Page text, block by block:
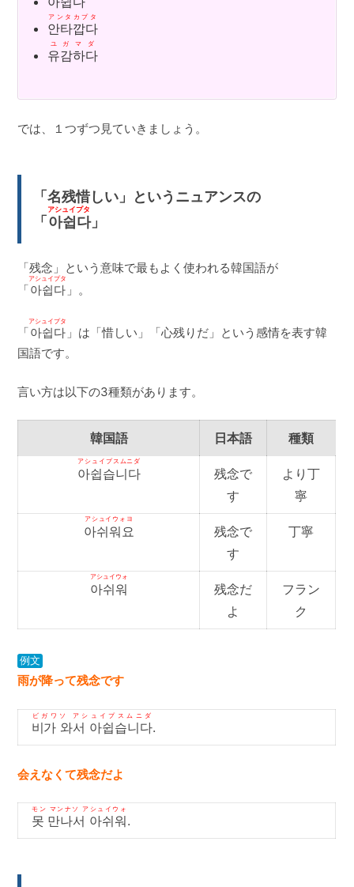
안타깝다
アンタカプタ
유감하다
ユガマダ
では、１つずつ見ていきましょう。
「名残惜しい」というニュアンスの
「아쉽다
アシュイプタ
」
「残念」という意味で最もよく使われる韓国語が
「아쉽다
アシュイプタ
」。
「아쉽다
アシュイプタ
」は「惜しい」「心残りだ」という感情を表す韓
国語です。
言い方は以下の3種類があります。
韓国語 日本語 種類
아쉽습니다
アシュイプスムニダ
残念で
す
より丁
寧
아쉬워요
アシュイウォヨ
残念で
す
丁寧
아쉬워
アシュイウォ
残念だ
よ
フラン
ク
例文
雨が降って残念です
비가 와서 아쉽습니다
ビガワソ アシュイプスムニダ
.
会えなくて残念だよ
못 만나서 아쉬워
モン マンナソ アシュイウォ
.